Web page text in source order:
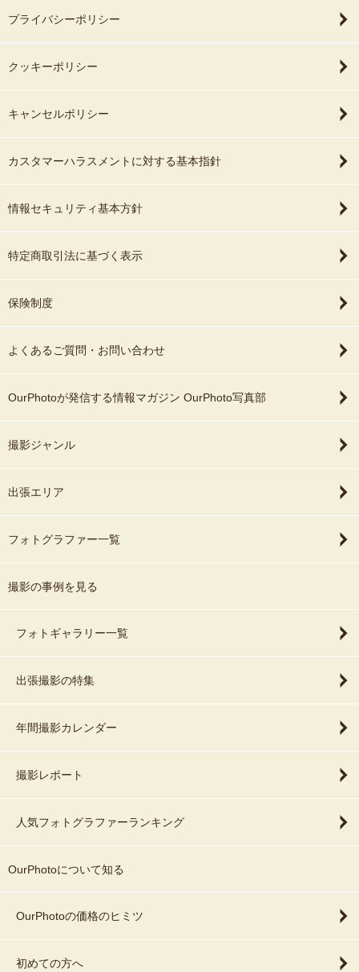
プライバシーポリシー
クッキーポリシー
キャンセルポリシー
カスタマーハラスメントに対する基本指針
情報セキュリティ基本方針
特定商取引法に基づく表示
保険制度
よくあるご質問・お問い合わせ
OurPhotoが発信する情報マガジン OurPhoto写真部
撮影ジャンル
出張エリア
フォトグラファー一覧
撮影の事例を見る
フォトギャラリー一覧
出張撮影の特集
年間撮影カレンダー
撮影レポート
人気フォトグラファーランキング
OurPhotoについて知る
OurPhotoの価格のヒミツ
初めての方へ